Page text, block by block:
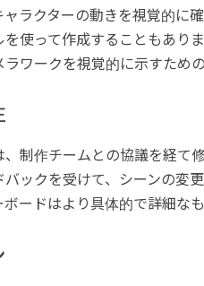
ャラクターの動きを視覚的に
使って作成することもあり
ワークを視覚的に示すため
、制作チームとの協議を経て
ックを受けて、シーンの変
ードはより具体的で詳細なも